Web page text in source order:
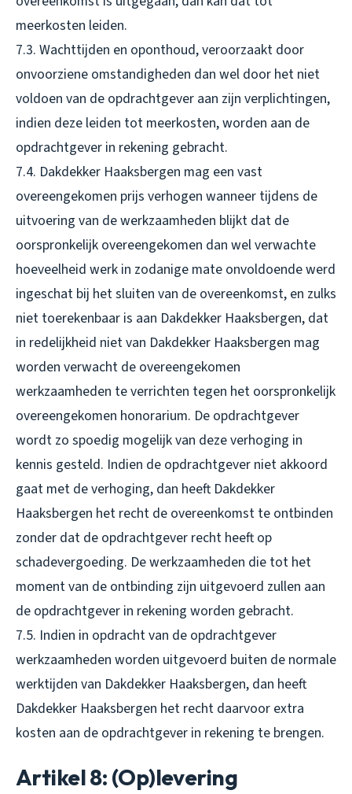
meerkosten leiden.
7.3. Wachttijden en oponthoud, veroorzaakt door
onvoorziene omstandigheden dan wel door het niet
voldoen van de opdrachtgever aan zijn verplichtingen,
indien deze leiden tot meerkosten, worden aan de
opdrachtgever in rekening gebracht.
7.4. Dakdekker Haaksbergen mag een vast
overeengekomen prijs verhogen wanneer tijdens de
uitvoering van de werkzaamheden blijkt dat de
oorspronkelijk overeengekomen dan wel verwachte
hoeveelheid werk in zodanige mate onvoldoende werd
ingeschat bij het sluiten van de overeenkomst, en zulks
niet toerekenbaar is aan Dakdekker Haaksbergen, dat
in redelijkheid niet van Dakdekker Haaksbergen mag
worden verwacht de overeengekomen
werkzaamheden te verrichten tegen het oorspronkelijk
overeengekomen honorarium. De opdrachtgever
wordt zo spoedig mogelijk van deze verhoging in
kennis gesteld. Indien de opdrachtgever niet akkoord
gaat met de verhoging, dan heeft Dakdekker
Haaksbergen het recht de overeenkomst te ontbinden
zonder dat de opdrachtgever recht heeft op
schadevergoeding. De werkzaamheden die tot het
moment van de ontbinding zijn uitgevoerd zullen aan
de opdrachtgever in rekening worden gebracht.
7.5. Indien in opdracht van de opdrachtgever
werkzaamheden worden uitgevoerd buiten de normale
werktijden van Dakdekker Haaksbergen, dan heeft
Dakdekker Haaksbergen het recht daarvoor extra
kosten aan de opdrachtgever in rekening te brengen.
Artikel 8: (Op)levering